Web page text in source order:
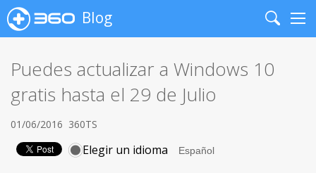
Blog
Search
Puedes actualizar a Windows 10
gratis hasta el 29 de Julio
01/06/2016 360TS
Elegir un idioma